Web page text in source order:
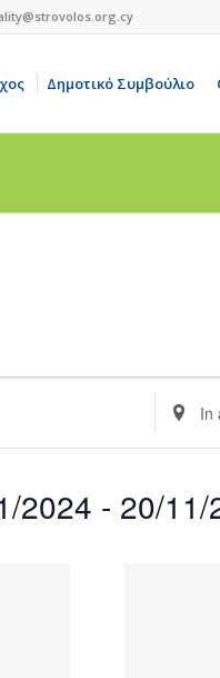
Δημοτικό Συμβούλιο
Enter
Location.
Search
Events
by
2024 - 20/11/